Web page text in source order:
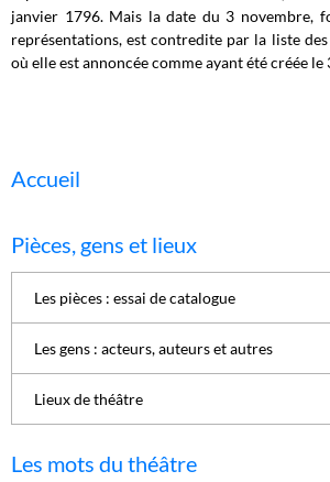
janvier 1796. Mais la date du 3 novembre,
représentations, est contredite par la liste
où elle est annoncée comme ayant été créée
Accueil
Pièces, gens et lieux
Les pièces : essai de catalogue
Les gens : acteurs, auteurs et autres
Lieux de théâtre
Les mots du théâtre